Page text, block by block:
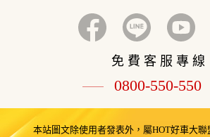
免 費 客 服 專 線
0800-550-550
本站圖文除使用者發表外，屬HOT好車大聯